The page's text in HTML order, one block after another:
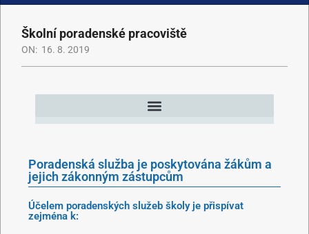
Školní poradenské pracoviště
ON: 16. 8. 2019
Poradenská služba je poskytována žákům a
jejich zákonným zástupcům
Účelem poradenských služeb školy je přispívat
zejména k: